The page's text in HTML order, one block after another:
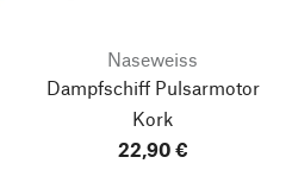
Naseweiss
Dampfschiff Pulsarmotor
Kork
22,90 €